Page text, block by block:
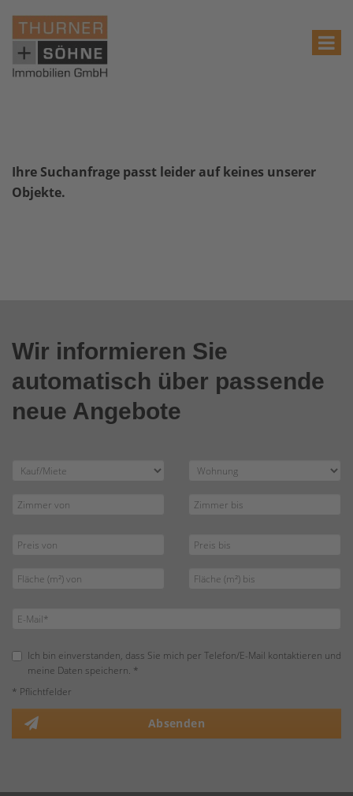
Ihre Suchanfrage passt leider auf keines unserer
Objekte.
Wir informieren Sie
automatisch über passende
neue Angebote
Ich bin einverstanden, dass Sie mich per Telefon/E-Mail kontaktieren und
meine Daten speichern. *
* Pflichtfelder
Absenden